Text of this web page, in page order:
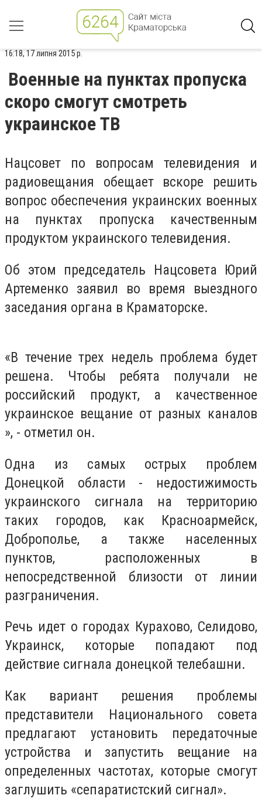
16:18, 17 липня 2015 р.
Военные на пунктах пропуска
скоро смогут смотреть
украинское ТВ
Нацсовет по вопросам телевидения и
радиовещания обещает вскоре решить
вопрос обеспечения украинских военных
на пунктах пропуска качественным
продуктом украинского телевидения.
Об этом председатель Нацсовета Юрий
Артеменко заявил во время выездного
заседания органа в Краматорске.
«В течение трех недель проблема будет
решена. Чтобы ребята получали не
российский продукт, а качественное
украинское вещание от разных каналов
», - отметил он.
Одна из самых острых проблем
Донецкой области - недостижимость
украинского сигнала на территорию
таких городов, как Красноармейск,
Доброполье, а также населенных
пунктов, расположенных в
непосредственной близости от линии
разграничения.
Речь идет о городах Курахово, Селидово,
Украинск, которые попадают под
действие сигнала донецкой телебашни.
Как вариант решения проблемы
представители Национального совета
предлагают установить передаточные
устройства и запустить вещание на
определенных частотах, которые смогут
заглушить «сепаратистский сигнал».